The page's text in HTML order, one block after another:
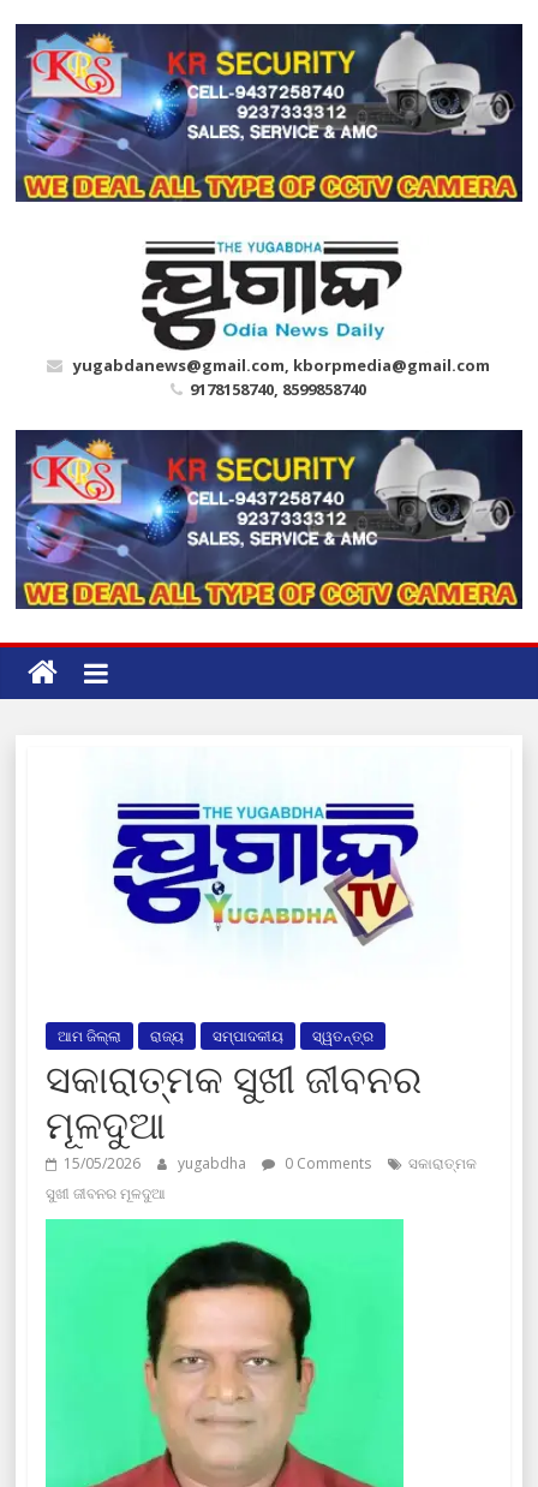
content
yugabdanews@gmail.com, kborpmedia@gmail.com
9178158740, 8599858740
ଆମ ଜିଲ୍ଲା ରାଜ୍ୟ ସମ୍ପାଦକୀୟ ସ୍ୱତନ୍ତ୍ର
ସକାରାତ୍ମକ ସୁଖୀ ଜୀବନର
ମୂଳଦୁଆ
15/05/2026 yugabdha 0 Comments
ସକାରାତ୍ମକ
ସୁଖୀ ଜୀବନର ମୂଳଦୁଆ